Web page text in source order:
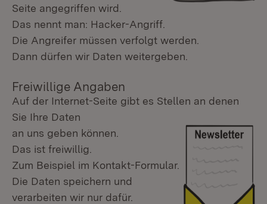
Seite angegriffen wird.
Das nennt man: Hacker-Angriff.
Die Angreifer müssen verfolgt werden.
Dann dürfen wir Daten weitergeben.
Freiwillige Angaben
Auf der Internet-Seite gibt es Stellen an denen
Sie Ihre Daten
an uns geben können.
Das ist freiwillig.
Zum Beispiel im Kontakt-Formular.
Die Daten speichern und
verarbeiten wir nur dafür.